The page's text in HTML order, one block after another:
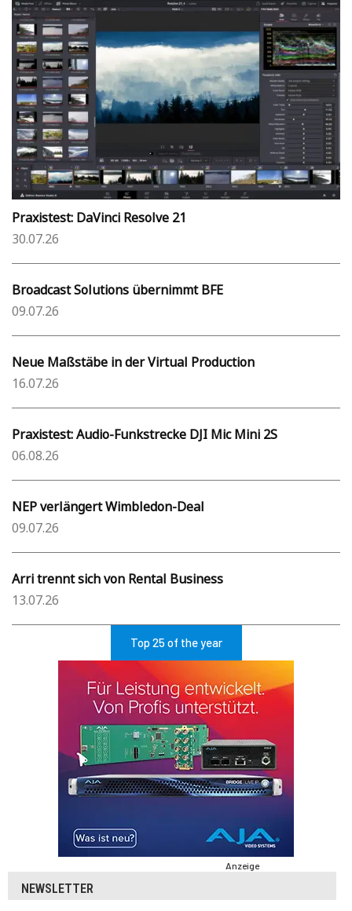
Praxistest: DaVinci Resolve 21
30.07.26
Broadcast Solutions übernimmt BFE
09.07.26
Neue Maßstäbe in der Virtual Production
16.07.26
Praxistest: Audio-Funkstrecke DJI Mic Mini 2S
06.08.26
NEP verlängert Wimbledon-Deal
09.07.26
Arri trennt sich von Rental Business
13.07.26
Top 25 of the year
Anzeige
NEWSLETTER